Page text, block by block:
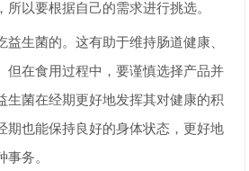
所以要根据自己的需求进行挑选。
生菌的。这有助于维持肠道健康、
但在食用过程中，要谨慎选择产品并
生菌在经期更好地发挥其对健康的积
期也能保持良好的身体状态，更好地
事务。